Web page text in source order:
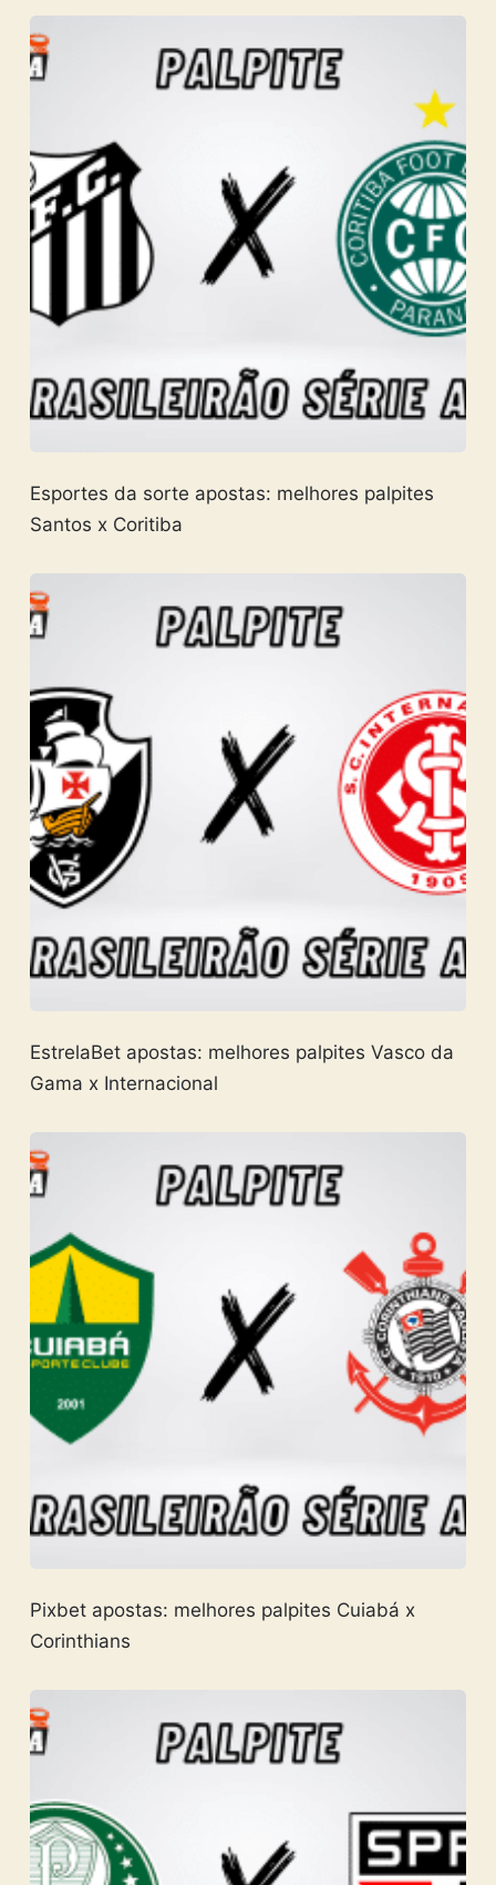
Esportes da sorte apostas: melhores palpites
Santos x Coritiba
EstrelaBet apostas: melhores palpites Vasco da
Gama x Internacional
Pixbet apostas: melhores palpites Cuiabá x
Corinthians